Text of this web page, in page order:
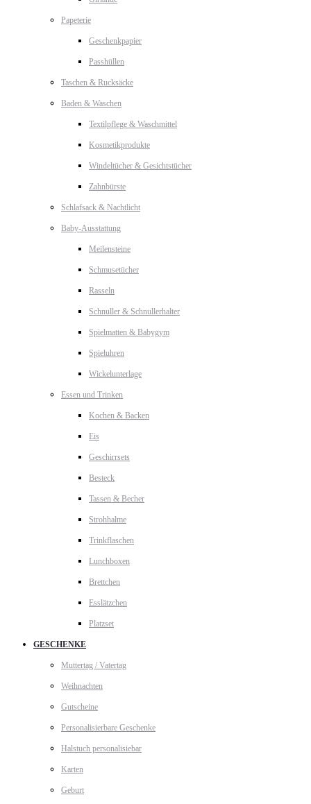
Papeterie
Geschenkpapier
Passhüllen
Taschen & Rucksäcke
Baden & Waschen
Textilpflege & Waschmittel
Kosmetikprodukte
Windeltücher & Gesichtstücher
Zahnbürste
Schlafsack & Nachtlicht
Baby-Ausstattung
Meilensteine
Schmusetücher
Rasseln
Schnuller & Schnullerhalter
Spielmatten & Babygym
Spieluhren
Wickelunterlage
Essen und Trinken
Kochen & Backen
Eis
Geschirrsets
Besteck
Tassen & Becher
Strohhalme
Trinkflaschen
Lunchboxen
Brettchen
Esslätzchen
Platzset
GESCHENKE
Muttertag / Vatertag
Weihnachten
Gutscheine
Personalisierbare Geschenke
Halstuch personalisiebar
Karten
Geburt